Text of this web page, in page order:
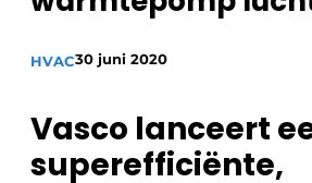
Vacature aanmelden
Vacatures
Binnenklimaat
Brandbeveiliging
HVAC30 juni 2020
Vasco lanceert
superefficiënte,